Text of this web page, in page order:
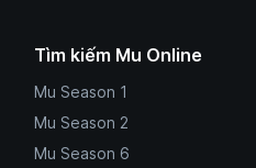
Tìm kiếm Mu Online
Mu Season 1
Mu Season 2
Mu Season 6